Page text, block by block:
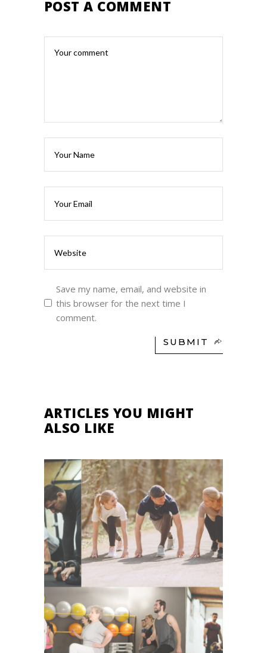
POST A COMMENT
Save my name, email, and website in
this browser for the next time I
comment.
SUBMIT
ARTICLES YOU MIGHT
ALSO LIKE